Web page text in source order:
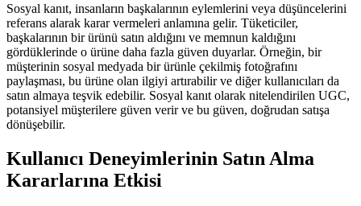
Sosyal kanıt, insanların başkalarının eylemlerini veya düşüncelerini
referans alarak karar vermeleri anlamına gelir. Tüketiciler,
başkalarının bir ürünü satın aldığını ve memnun kaldığını
gördüklerinde o ürüne daha fazla güven duyarlar. Örneğin, bir
müşterinin sosyal medyada bir ürünle çekilmiş fotoğrafını
paylaşması, bu ürüne olan ilgiyi artırabilir ve diğer kullanıcıları da
satın almaya teşvik edebilir. Sosyal kanıt olarak nitelendirilen UGC,
potansiyel müşterilere güven verir ve bu güven, doğrudan satışa
dönüşebilir.
Kullanıcı Deneyimlerinin Satın Alma
Kararlarına Etkisi